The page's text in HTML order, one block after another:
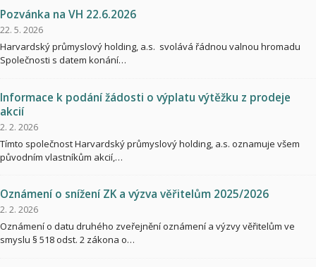
Pozvánka na VH 22.6.2026
22. 5. 2026
Harvardský průmyslový holding, a.s. svolává řádnou valnou hromadu
Společnosti s datem konání…
Informace k podání žádosti o výplatu výtěžku z prodeje
akcií
2. 2. 2026
Tímto společnost Harvardský průmyslový holding, a.s. oznamuje všem
původním vlastníkům akcií,…
Oznámení o snížení ZK a výzva věřitelům 2025/2026
2. 2. 2026
Oznámení o datu druhého zveřejnění oznámení a výzvy věřitelům ve
smyslu § 518 odst. 2 zákona o…